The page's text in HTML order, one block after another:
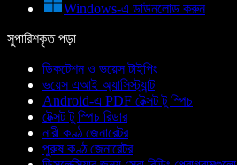
Windows-এ ডাউনলোড করুন
সুপারিশকৃত পড়া
ডিকটেশন ও ভয়েস টাইপিং
ভয়েস এআই অ্যাসিস্ট্যান্ট
Android-এ PDF টেক্সট টু স্পিচ
টেক্সট টু স্পিচ রিডার
নারী কণ্ঠ জেনারেটর
পুরুষ কণ্ঠ জেনারেটর